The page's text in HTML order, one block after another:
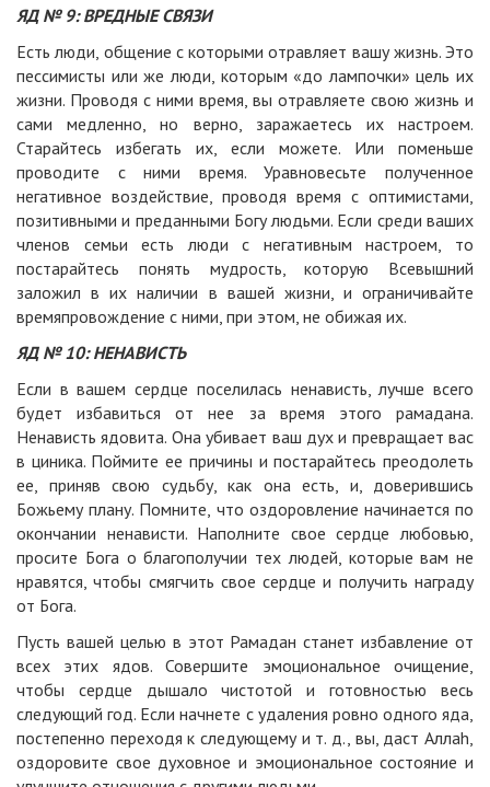
ЯД № 9: ВРЕДНЫЕ СВЯЗИ
Есть люди, общение с которыми отравляет вашу жизнь. Это
пессимисты или же люди, которым «до лампочки» цель их
жизни. Проводя с ними время, вы отравляете свою жизнь и
сами медленно, но верно, заражаетесь их настроем.
Старайтесь избегать их, если можете. Или поменьше
проводите с ними время. Уравновесьте полученное
негативное воздействие, проводя время с оптимистами,
позитивными и преданными Богу людьми. Если среди ваших
членов семьи есть люди с негативным настроем, то
постарайтесь понять мудрость, которую Всевышний
заложил в их наличии в вашей жизни, и ограничивайте
времяпровождение с ними, при этом, не обижая их.
ЯД № 10: НЕНАВИСТЬ
Если в вашем сердце поселилась ненависть, лучше всего
будет избавиться от нее за время этого рамадана.
Ненависть ядовита. Она убивает ваш дух и превращает вас
в циника. Поймите ее причины и постарайтесь преодолеть
ее, приняв свою судьбу, как она есть, и, доверившись
Божьему плану. Помните, что оздоровление начинается по
окончании ненависти. Наполните свое сердце любовью,
просите Бога о благополучии тех людей, которые вам не
нравятся, чтобы смягчить свое сердце и получить награду
от Бога.
Пусть вашей целью в этот Рамадан станет избавление от
всех этих ядов. Совершите эмоциональное очищение,
чтобы сердце дышало чистотой и готовностью весь
следующий год. Если начнете с удаления ровно одного яда,
постепенно переходя к следующему и т. д., вы, даст Аллаh,
оздоровите свое духовное и эмоциональное состояние и